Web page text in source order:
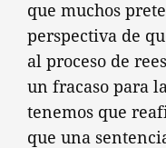
que muchos
perspectiva de
al proceso de
un fracaso para
tenemos que
que una